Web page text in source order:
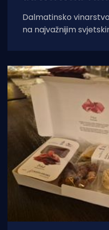
Dalmatinsko
na najvažnijim